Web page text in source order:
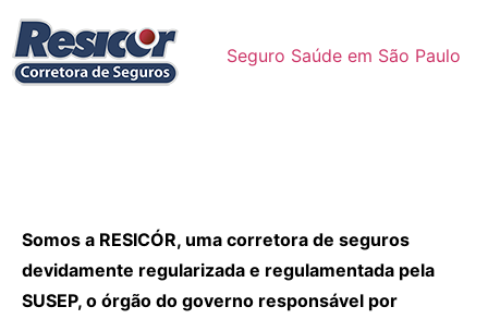
Seguro Saúde em São Paulo
Somos a RESICÓR, uma corretora de seguros
devidamente regularizada e regulamentada pela
SUSEP, o órgão do governo responsável por